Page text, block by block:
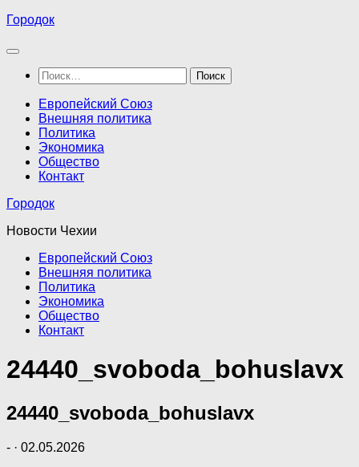
Перейти
содержимому
Городок
Найти:
Европейский Союз
Внешняя политика
Политика
Экономика
Общество
Контакт
Городок
Новости Чехии
Европейский Союз
Внешняя политика
Политика
Экономика
Общество
Контакт
24440_svoboda_bohuslavx
24440_svoboda_bohuslavx
- · 02.05.2026